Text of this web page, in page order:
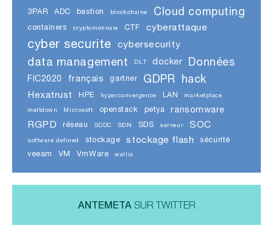
3PAR ADC bastion blockchaine Cloud computing
containers cryptomonnaie CTF cyberattaque
cyber securite cybersecurity
data management DLT docker Données
FIC2020 français gartner GDPR hack
Hexatrust HPE hyperconvergence LAN marketplace
meltdown Microsoft openstack petya ransomware
RGPD réseau SDDC SDN SDS serveur SOC
software defined stockage stockage flash
sécurité
veeam
VM VmWare wallix
ANTEMETASUR TWITTER